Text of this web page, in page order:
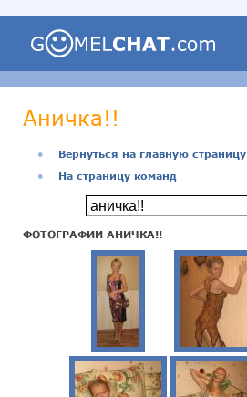
Аничка!!
●
Вернуться на главную страницу
●
На страницу команд
ФОТОГРАФИИ АНИЧКА!!